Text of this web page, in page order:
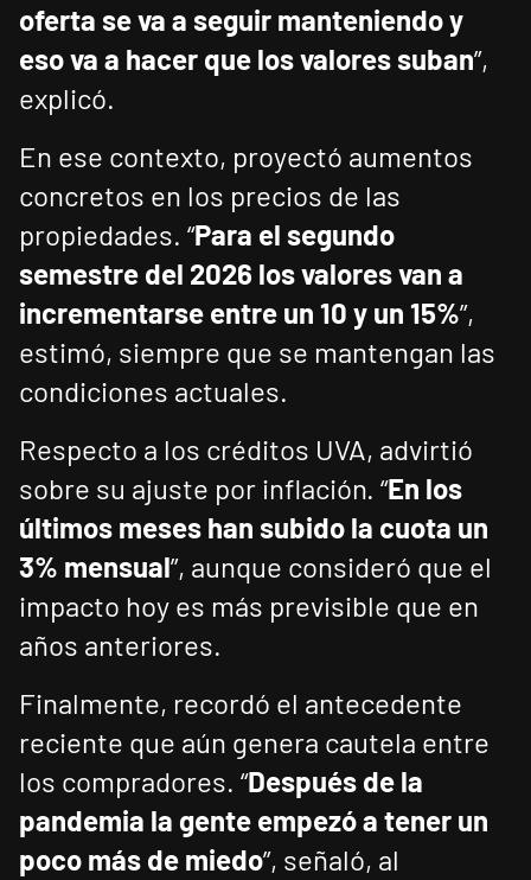
oferta se va a seguir manteniendo y
eso va a hacer que los valores suban”,
explicó.
En ese contexto, proyectó aumentos
concretos en los precios de las
propiedades. “Para el segundo
semestre del 2026 los valores van a
incrementarse entre un 10 y un 15%”,
estimó, siempre que se mantengan las
condiciones actuales.
Respecto a los créditos UVA, advirtió
sobre su ajuste por inflación. “En los
últimos meses han subido la cuota un
3% mensual”, aunque consideró que el
impacto hoy es más previsible que en
años anteriores.
Finalmente, recordó el antecedente
reciente que aún genera cautela entre
los compradores. “Después de la
pandemia la gente empezó a tener un
poco más de miedo”, señaló, al